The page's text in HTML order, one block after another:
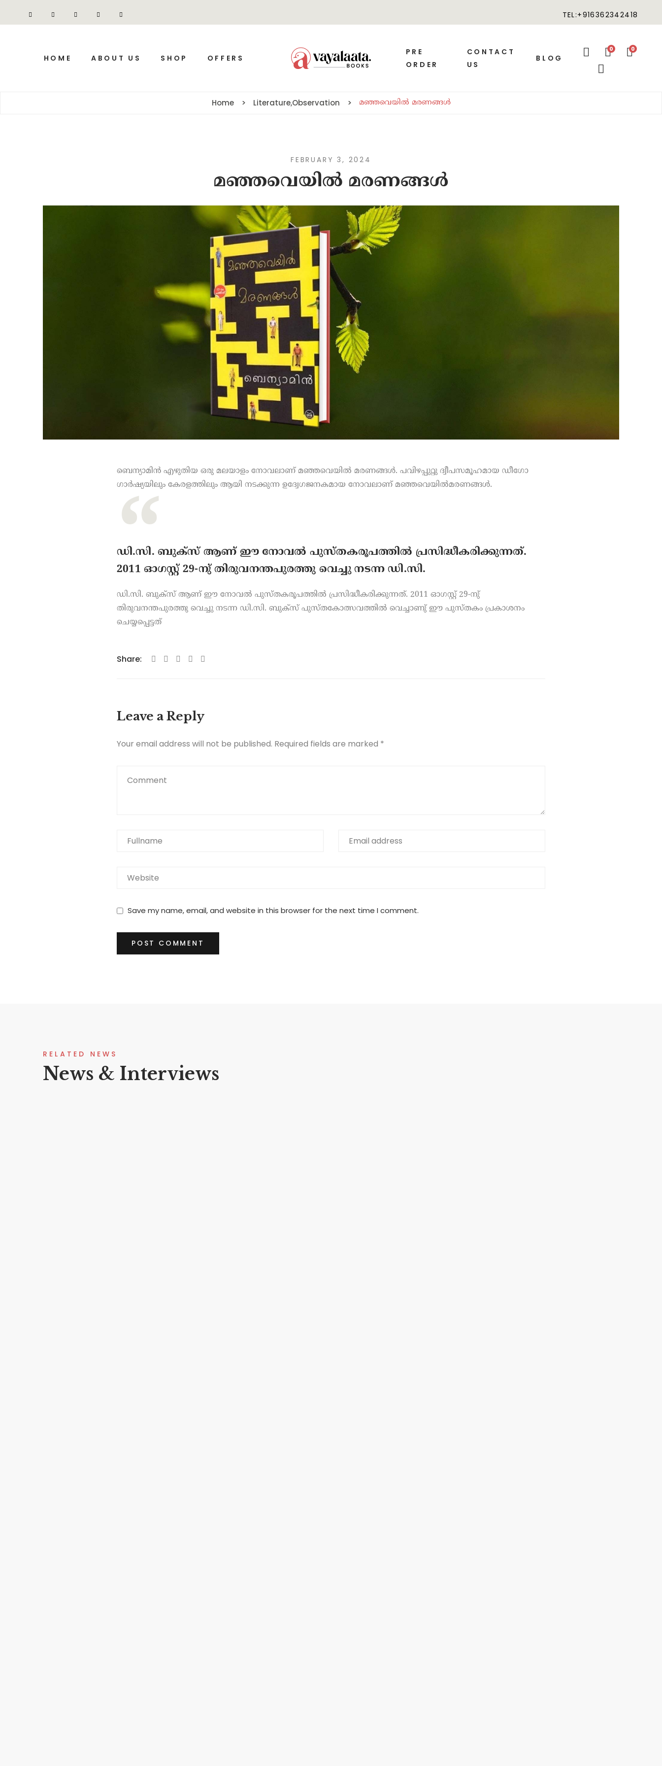
TEL:+916362342418
HOME ABOUT US SHOP OFFERS
PRE
ORDER
CONTACT
US
BLOG
0 0
Home Literature,Observation മഞ്ഞവെയിൽ മരണങ്ങൾ
FEBRUARY 3, 2024
മഞ്ഞവെയിൽ മരണങ്ങൾ
ബെന്യാമിൻ എഴുതിയ ഒരു മലയാളം നോവലാണ് മഞ്ഞവെയിൽ മരണങ്ങൾ. പവിഴപ്പുറ്റു ദ്വീപസമൂഹമായ ഡീഗോ
ഗാർഷ്യയിലും കേരളത്തിലും ആയി നടക്കുന്ന ഉദ്വേഗജനകമായ നോവലാണ് മഞ്ഞവെയിൽമരണങ്ങൾ.
ഡി.സി. ബുക്സ് ആണ് ഈ നോവൽ പുസ്തകരൂപത്തിൽ പ്രസിദ്ധീകരിക്കുന്നത്.
2011 ഓഗസ്റ്റ് 29-നു് തിരുവനന്തപുരത്തു വെച്ചു നടന്ന ഡി.സി.
ഡി.സി. ബുക്സ് ആണ് ഈ നോവൽ പുസ്തകരൂപത്തിൽ പ്രസിദ്ധീകരിക്കുന്നത്. 2011 ഓഗസ്റ്റ് 29-നു്
തിരുവനന്തപുരത്തു വെച്ചു നടന്ന ഡി.സി. ബുക്സ് പുസ്തകോത്സവത്തിൽ വെച്ചാണു് ഈ പുസ്തകം പ്രകാശനം
ചെയ്യപ്പെട്ടത്
Share:
Leave a Reply
Your email address will not be published. Required fields are marked *
Save my name, email, and website in this browser for the next time I comment.
RELATED NEWS
News & Interviews